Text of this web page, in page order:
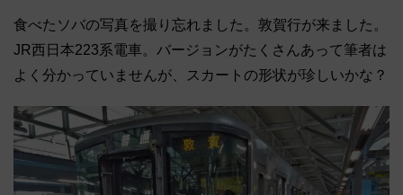
食べたソバの写真を撮り忘れました。敦賀行が来ました。
JR西日本223系電車。バージョンがたくさんあって筆者は
よく分かっていませんが、スカートの形状が珍しいかな？